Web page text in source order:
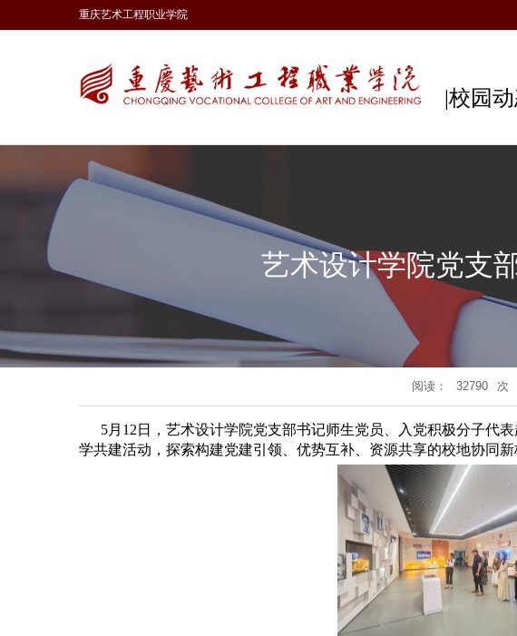
重庆艺术工程职业学院
|校园
艺术设计学院党支
阅读： 32790 次
5月12日，艺术设计学院党支部书记师生党员、入党积极分子代
学共建活动，探索构建党建引领、优势互补、资源共享的校地协同新